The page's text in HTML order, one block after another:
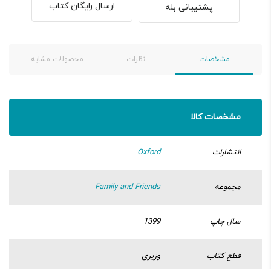
پشتیبانی بله ارسال رایگان کتاب
مشخصات نظرات محصولات مشابه
مشخصات کالا
انتشارات Oxford
مجموعه Family and Friends
سال چاپ 1399
قطع کتاب وزیری